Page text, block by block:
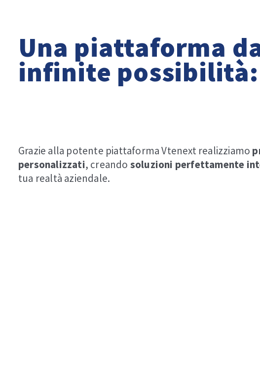
Una piattaforma
infinite possibilità:
VTENEXT
Grazie alla potente piattaforma Vtenext realizziamo
personalizzati, creando soluzioni perfettamente
tua realtà aziendale.